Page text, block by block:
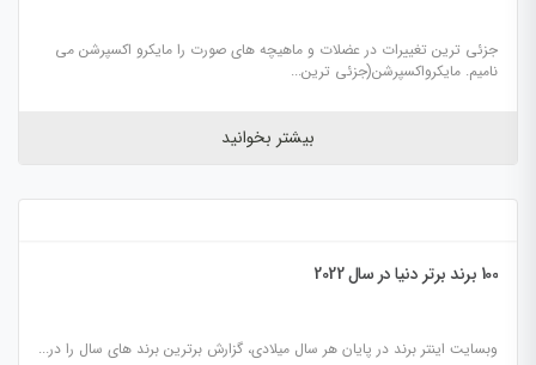
جزئی ترین تغییرات در عضلات و ماهیچه های صورت را مایکرو اکسپرشن می
نامیم. مایکرواکسپرشن(جزئی ترین...
بیشتر بخوانید
100 برند برتر دنیا در سال 2022
وبسایت اینتر برند در پایان هر سال میلادی، گزارش برترین برند های سال را در...